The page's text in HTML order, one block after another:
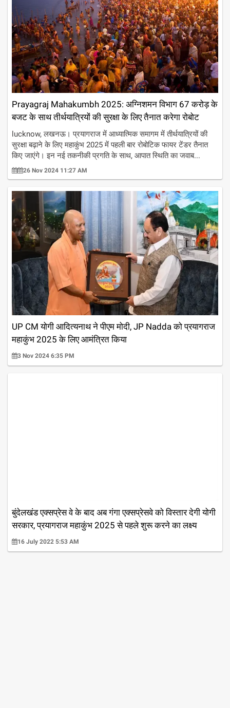
Prayagraj Mahakumbh 2025: अग्निशमन विभाग 67 करोड़ के
बजट के साथ तीर्थयात्रियों की सुरक्षा के लिए तैनात करेगा रोबोट
lucknow, लखनऊ। प्रयागराज में आध्यात्मिक समागम में तीर्थयात्रियों की
सुरक्षा बढ़ाने के लिए महाकुंभ 2025 में पहली बार रोबोटिक फायर टेंडर तैनात
किए जाएंगे। इन नई तकनीकी प्रगति के साथ, आपात स्थिति का जवाब...
26 Nov 2024 11:27 AM
UP CM योगी आदित्यनाथ ने पीएम मोदी, JP Nadda को प्रयागराज
महाकुंभ 2025 के लिए आमंत्रित किया
3 Nov 2024 6:35 PM
बुंदेलखंड एक्सप्रेस वे के बाद अब गंगा एक्सप्रेसवे को विस्तार देगी योगी
सरकार, प्रयागराज महाकुंभ 2025 से पहले शुरू करने का लक्ष्य
16 July 2022 5:53 AM